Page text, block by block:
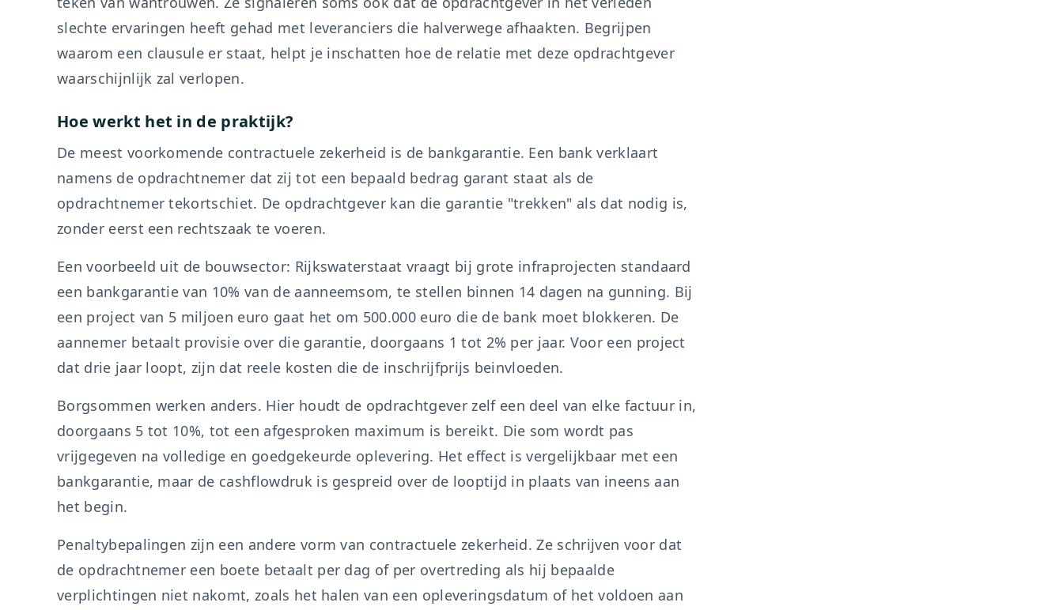
slechte ervaringen heeft gehad met leveranciers die halverwege afhaakten. Begrijpen
waarom een clausule er staat, helpt je inschatten hoe de relatie met deze opdrachtgever
waarschijnlijk zal verlopen.
Hoe werkt het in de praktijk?
De meest voorkomende contractuele zekerheid is de bankgarantie. Een bank verklaart
namens de opdrachtnemer dat zij tot een bepaald bedrag garant staat als de
opdrachtnemer tekortschiet. De opdrachtgever kan die garantie "trekken" als dat nodig is,
zonder eerst een rechtszaak te voeren.
Een voorbeeld uit de bouwsector: Rijkswaterstaat vraagt bij grote infraprojecten standaard
een bankgarantie van 10% van de aanneemsom, te stellen binnen 14 dagen na gunning. Bij
een project van 5 miljoen euro gaat het om 500.000 euro die de bank moet blokkeren. De
aannemer betaalt provisie over die garantie, doorgaans 1 tot 2% per jaar. Voor een project
dat drie jaar loopt, zijn dat reele kosten die de inschrijfprijs beinvloeden.
Borgsommen werken anders. Hier houdt de opdrachtgever zelf een deel van elke factuur in,
doorgaans 5 tot 10%, tot een afgesproken maximum is bereikt. Die som wordt pas
vrijgegeven na volledige en goedgekeurde oplevering. Het effect is vergelijkbaar met een
bankgarantie, maar de cashflowdruk is gespreid over de looptijd in plaats van ineens aan
het begin.
Penaltybepalingen zijn een andere vorm van contractuele zekerheid. Ze schrijven voor dat
de opdrachtnemer een boete betaalt per dag of per overtreding als hij bepaalde
verplichtingen niet nakomt, zoals het halen van een opleveringsdatum of het voldoen aan